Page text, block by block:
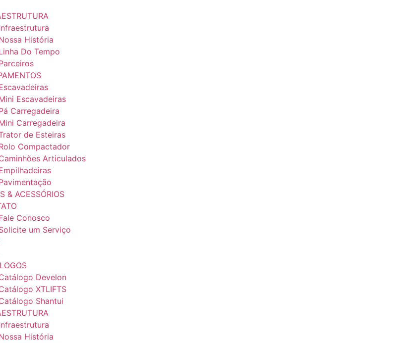
História
Do Tempo
Escavadeiras
Carregadeira
Carregadeira
de Esteiras
Compactador
Articulados
& ACESSÓRIOS
Conosco
um Serviço
Develon
XTLIFTS
Shantui
História